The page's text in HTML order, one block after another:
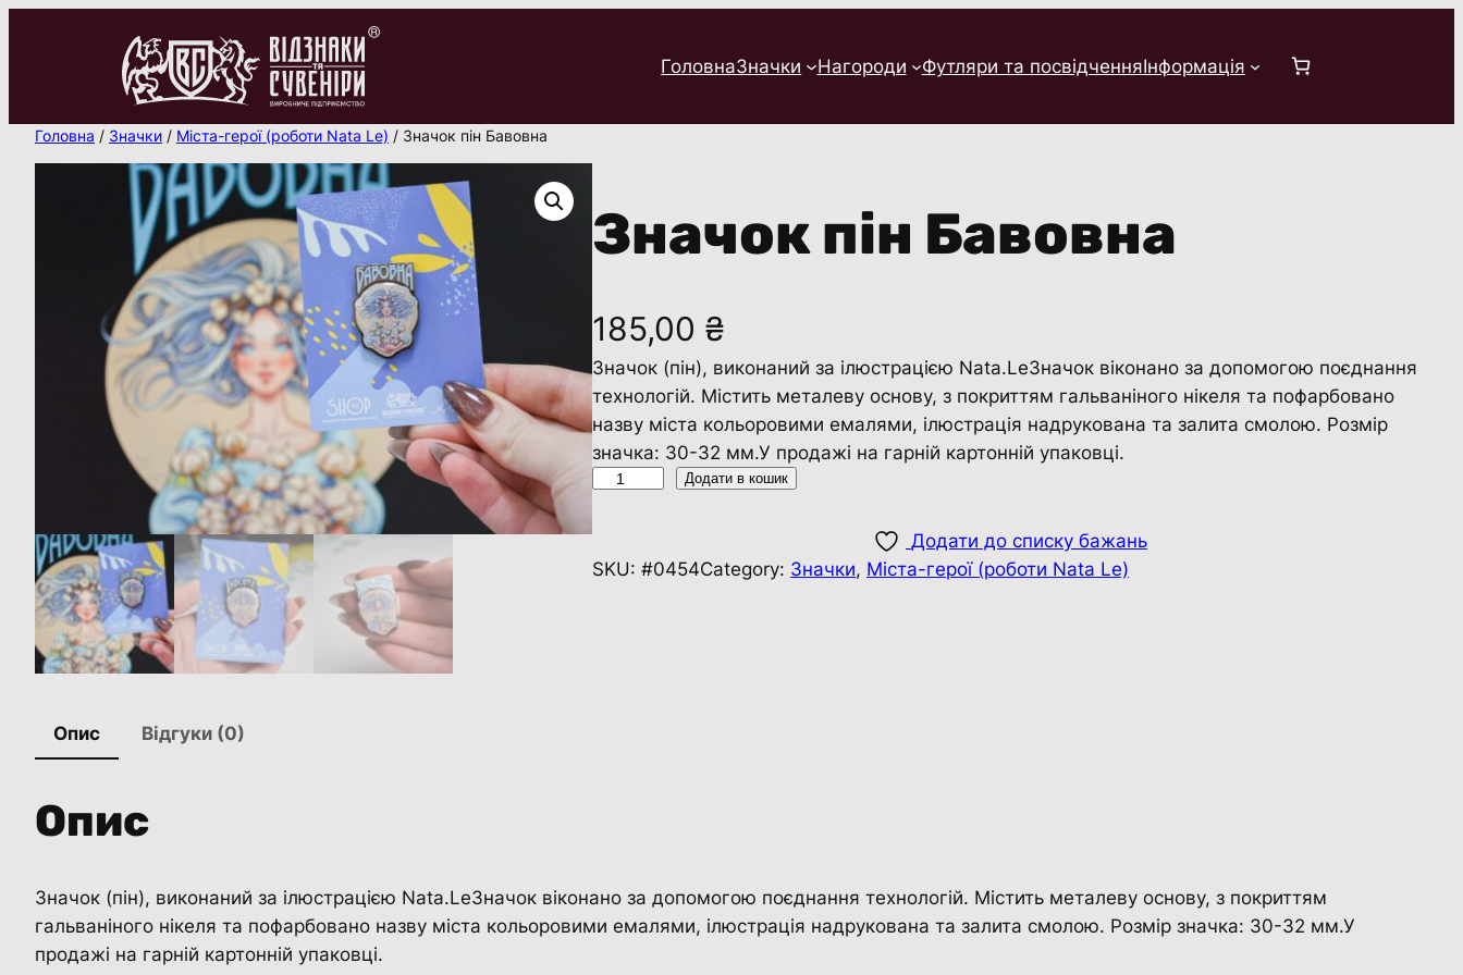
ГоловнаЗначки Нагороди Футляри та посвідченняІнформація
Головна / Значки / Міста-герої (роботи Nata Le) / Значок пін Бавовна
Значок пін Бавовна
185,00 ₴
Значок (пін), виконаний за ілюстрацією Nata.LeЗначок віконано за допомогою поєднання
технологій. Містить металеву основу, з покриттям гальваніного нікеля та пофарбовано
назву міста кольоровими емалями, ілюстрація надрукована та залита смолою. Розмір
значка: 30-32 мм.У продажі на гарній картонній упаковці.
а
ч
а
к
Додати в кошик
Додати до списку бажань
SKU: #0454Category: Значки, Міста-герої (роботи Nata Le)
Опис Відгуки (0)
Опис
Значок (пін), виконаний за ілюстрацією Nata.LeЗначок віконано за допомогою поєднання технологій. Містить металеву основу, з покриттям
гальваніного нікеля та пофарбовано назву міста кольоровими емалями, ілюстрація надрукована та залита смолою. Розмір значка: 30-32 мм.У
продажі на гарній картонній упаковці.